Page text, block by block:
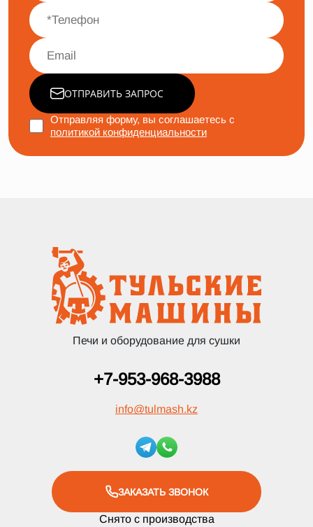
ОТПРАВИТЬ ЗАПРОС
Отправляя форму, вы соглашаетесь с
политикой конфиденциальности
Печи и оборудование для сушки
+7-953-968-3988
info@tulmash.kz
ЗАКАЗАТЬ ЗВОНОК
Снято с производства